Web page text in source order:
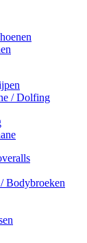
/ Dolfing
Bodybroeken